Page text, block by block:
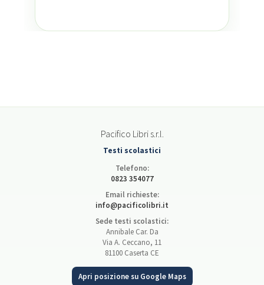
Pacifico Libri s.r.l.
Testi scolastici
Telefono:
0823 354077
Email richieste:
info@pacificolibri.it
Sede testi scolastici:
Annibale Car. Da
Via A. Ceccano, 11
81100 Caserta CE
Apri posizione su Google Maps